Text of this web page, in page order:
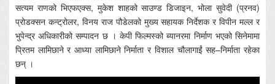
सत्यम राणको भिएफएक्स, मुकेश शाहको साउण्ड डिजाइन, भोला सुवेदी (प्रनव)
प्रोडक्सन कन्ट्रोलर, विनय राज पौडेलको मुख्य सहायक निर्देशक र विपीन मल्ल र
भुपेन्द्र अधिकारीको सम्पादन छ । केपी फिल्मस्को ब्यानरमा निर्माण भएको सिनेमामा
प्रितम लामिछाने र आध्या लामिछाने निर्माता र विशाल चौलागाईं सह–निर्माता रहेका
छन् ।